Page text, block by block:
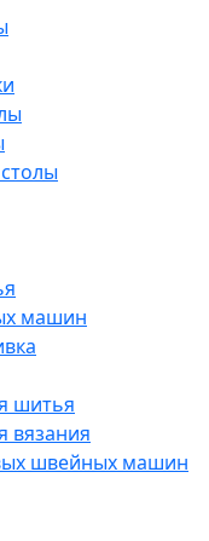
машин
шитья
вязания
швейных машин